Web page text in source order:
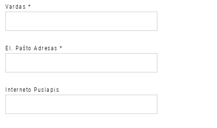
Vardas *
El. Pašto Adresas*
Interneto Puslapis